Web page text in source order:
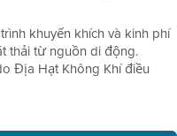
khuyến khích và kinh phí
thải từ nguồn di động.
Địa Hạt Không Khí điều